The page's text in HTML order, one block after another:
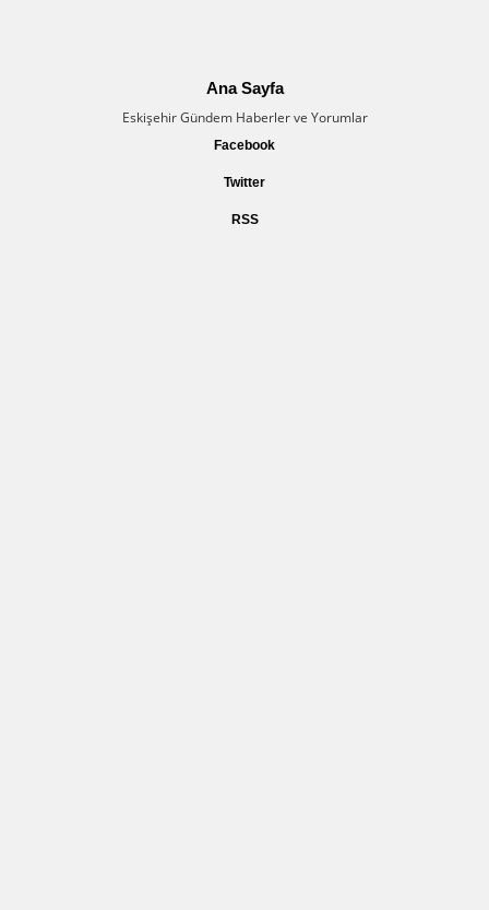
Ana Sayfa
Eskişehir Gündem Haberler ve Yorumlar
Facebook
Twitter
RSS